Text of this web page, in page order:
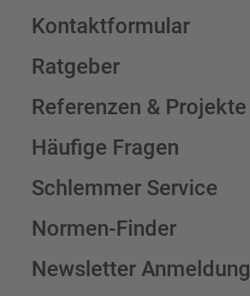
Kontaktformular
Ratgeber
Referenzen & Projekte
Häufige Fragen
Schlemmer Service
Normen-Finder
Newsletter Anmeldung